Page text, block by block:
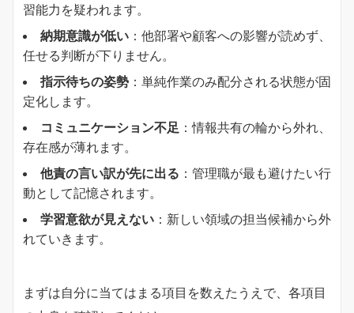
習能力を疑われます。
​納期意識が低い​ ​：他部署や顧客への影響が読めず、
任せる判断が下りません。
​指示待ちの姿勢​ ​：単純作業のみ配分される状態が固
定化します。
​コミュニケーション不足​ ​：情報共有の輪から外れ、
存在感が薄れます。
​他責の言い訳が先に出る​ ​：管理職が最も避けたい行
動として記憶されます。
​学習意欲が見えない​ ​：新しい領域の担当候補から外
れていきます。
まずは自分に当てはまる項目を数えたうえで、各項目